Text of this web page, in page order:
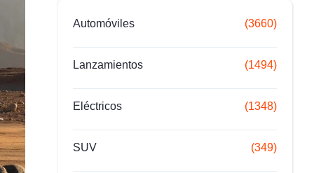
Automóviles (3660)
Lanzamientos (1494)
Eléctricos (1348)
SUV (349)